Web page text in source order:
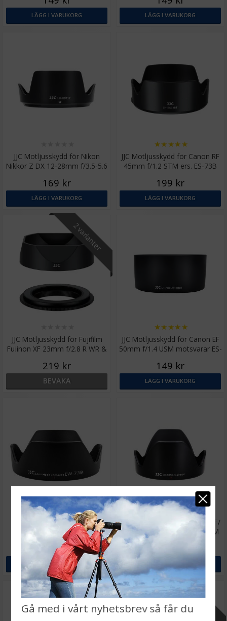
LÄGG I VARUKORG LÄGG I VARUKORG
JJC Motljusskydd för Nikon
Nikkor Z DX 12-28mm f/3.5-5.6
169 kr
LÄGG I VARUKORG
JJC Motljusskydd för Canon RF
45mm f/1.2 STM ers. ES-73B
★★★★★
199 kr
LÄGG I VARUKORG
2 varianter
JJC Motljusskydd för Fujifilm
Fujinon XF 23mm f/2.8 R WR &
219 kr
BEVAKA
JJC Motljusskydd för Canon EF
50mm f/1.4 USM motsvarar ES-
★★★★★
149 kr
LÄGG I VARUKORG
JJC Motljusskydd motsvarar
Canon EW-73B
★★ ★ ★ ★
119 kr
LÄGG I VARUKORG
JJC Motljusskydd för Canon EF/
EF-S 28-200mm f/3.5-5.6 USM
motsvarar EW-78D
★ ★ ★★★
129 kr
LÄGG I VARUKORG
3 varianter
Gå med i vårt nyhetsbrev så får du